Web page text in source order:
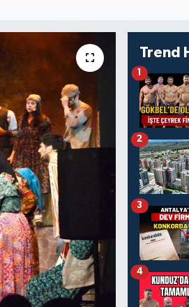
Trend
1
2
3
4